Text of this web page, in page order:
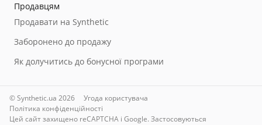
Продавцям
Продавати на Synthetic
Заборонено до продажу
Як долучитись до бонусної програми
© Synthetic.ua 2026
Угода користувача
Політика конфіденційності
Цей сайт захищено reCAPTCHA і Google. Застосовуються